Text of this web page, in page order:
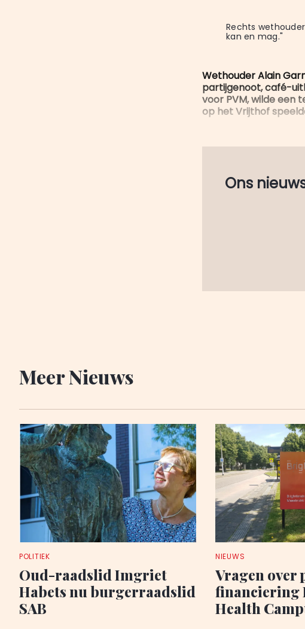
Rechts
kan en mag."
Wethouder Alain
partijgenoot, café-
voor PVM, wilde een
op het Vrijthof
Ons
Meer Nieuws
POLITIEK
Oud-raadslid Imgriet
Habets nu burgerraadslid
SAB
NIEUWS
Vragen over
financiering
Health